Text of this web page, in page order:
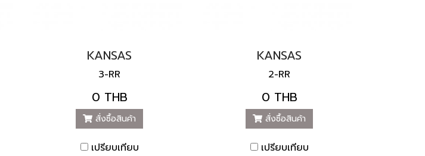
KANSAS
3-RR
0 THB
สั่งซื้อสินค้า
เปรียบเทียบ
KANSAS
2-RR
0 THB
สั่งซื้อสินค้า
เปรียบเทียบ